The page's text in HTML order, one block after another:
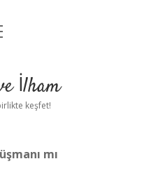
İlham
keşfet!
mı